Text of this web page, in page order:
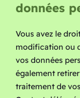
données
Vous avez le
modification ou
vos données
également
traitement de